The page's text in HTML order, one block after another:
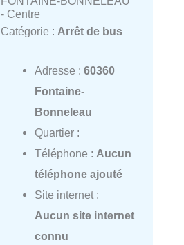
- Centre
Catégorie : Arrêt de bus
Adresse : 60360
Fontaine-
Bonneleau
Quartier :
Téléphone : Aucun
téléphone ajouté
Site internet :
Aucun site internet
connu